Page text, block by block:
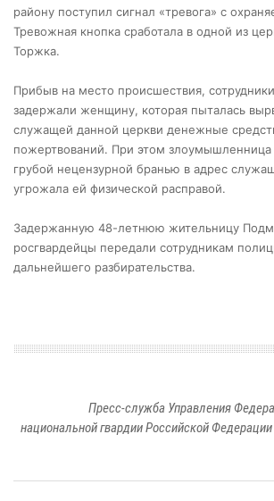
району поступил сигнал «тревога» с
Тревожная кнопка сработала в одной из
Торжка.
Прибыв на место происшествия,
задержали женщину, которая пыталась
служащей данной церкви денежные
пожертвований. При этом
грубой нецензурной бранью в адрес
угрожала ей физической расправой.
Задержанную 48-летнюю жительницу
росгвардейцы передали сотрудникам
дальнейшего разбирательства.
Пресс-служба Управления
национальной гвардии Российской